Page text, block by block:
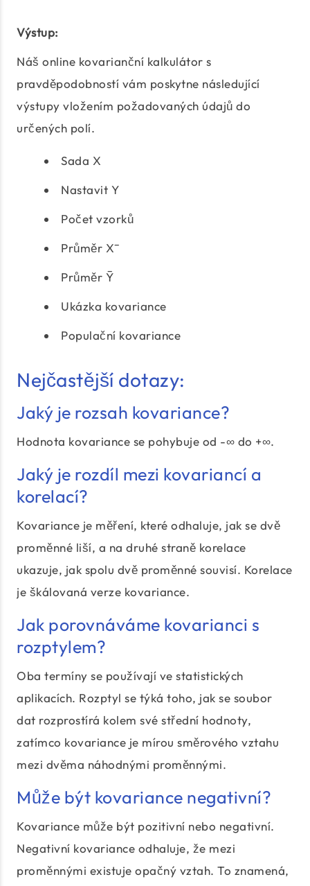
Výstup:
Náš online kovarianční kalkulátor s
pravděpodobností vám poskytne následující
výstupy vložením požadovaných údajů do
určených polí.
Sada X
Nastavit Y
Počet vzorků
Průměr X̄
Průměr Ȳ
Ukázka kovariance
Populační kovariance
Nejčastější dotazy:
Jaký je rozsah kovariance?
Hodnota kovariance se pohybuje od -∞ do +∞.
Jaký je rozdíl mezi kovariancí a
korelací?
Kovariance je měření, které odhaluje, jak se dvě
proměnné liší, a na druhé straně korelace
ukazuje, jak spolu dvě proměnné souvisí. Korelace
je škálovaná verze kovariance.
Jak porovnáváme kovarianci s
rozptylem?
Oba termíny se používají ve statistických
aplikacích. Rozptyl se týká toho, jak se soubor
dat rozprostírá kolem své střední hodnoty,
zatímco kovariance je mírou směrového vztahu
mezi dvěma náhodnými proměnnými.
Může být kovariance negativní?
Kovariance může být pozitivní nebo negativní.
Negativní kovariance odhaluje, že mezi
proměnnými existuje opačný vztah. To znamená,